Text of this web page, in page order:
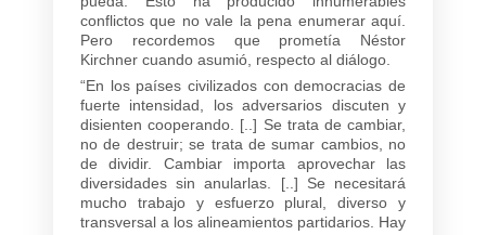
conflictos que no vale la pena enumerar aquí.
Pero recordemos que prometía Néstor
Kirchner cuando asumió, respecto al diálogo.
“En los países civilizados con democracias de
fuerte intensidad, los adversarios discuten y
disienten cooperando. [..] Se trata de cambiar,
no de destruir; se trata de sumar cambios, no
de dividir. Cambiar importa aprovechar las
diversidades sin anularlas. [..] Se necesitará
mucho trabajo y esfuerzo plural, diverso y
transversal a los alineamientos partidarios. Hay